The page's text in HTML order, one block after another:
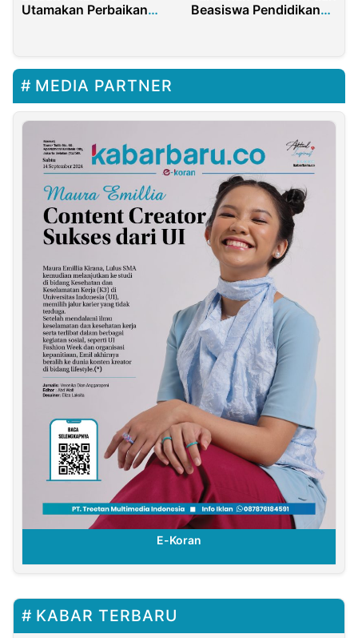
Utamakan Perbaikan
Beasiswa Pendidikan
MEDIA PARTNER
E-Koran
KABAR TERBARU